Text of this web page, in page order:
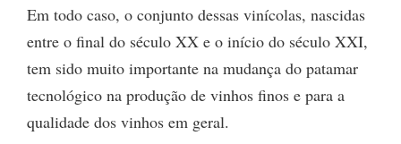
Em todo caso, o conjunto dessas vinícolas, nascidas
entre o final do século XX e o início do século XXI,
tem sido muito importante na mudança do patamar
tecnológico na produção de vinhos finos e para a
qualidade dos vinhos em geral.